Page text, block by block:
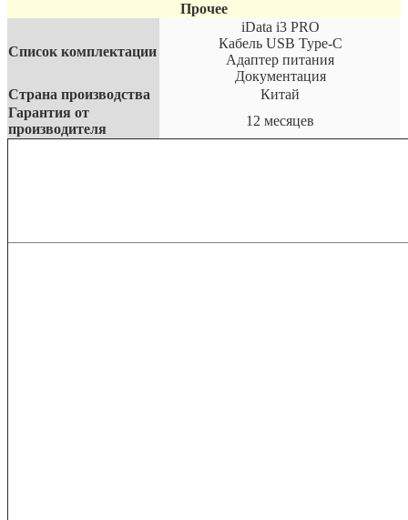
Прочее
Список комплектации
iData i3 PRO
Кабель USB Type-C
Адаптер питания
Документация
Страна производства
Китай
Гарантия от
производителя
12 месяцев